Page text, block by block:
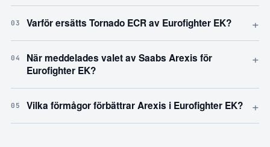
03 Varför ersätts Tornado ECR av Eurofighter EK? +
04
När meddelades valet av Saabs Arexis för
Eurofighter EK?
+
05 Vilka förmågor förbättrar Arexis i Eurofighter EK? +